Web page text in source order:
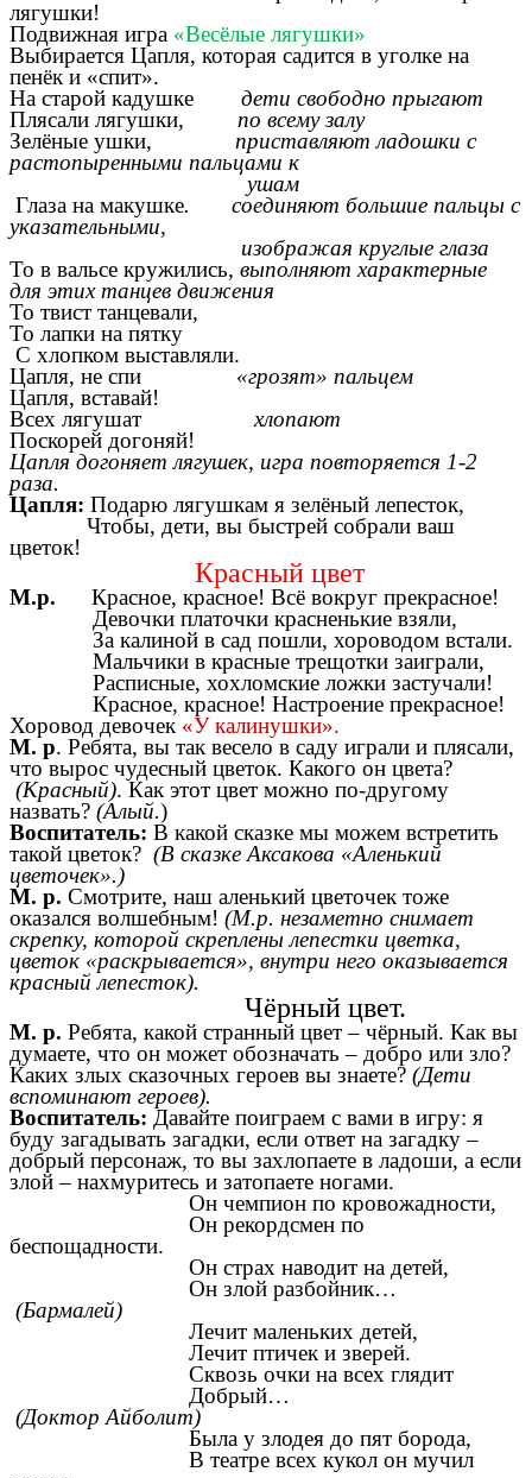
лягушки!
Подвижная игра «Весёлые лягушки»
Выбирается Цапля, которая садится в уголке на
пенёк и «спит».
На старой кадушке дети свободно прыгают
Плясали лягушки, по всему залу
Зелёные ушки, приставляют ладошки с
растопыренными пальцами к
ушам
Глаза на макушке. соединяют большие пальцы с
указательными,
изображая круглые глаза
То в вальсе кружились, выполняют характерные
для этих танцев движения
То твист танцевали,
То лапки на пятку
С хлопком выставляли.
Цапля, не спи «грозят» пальцем
Цапля, вставай!
Всех лягушат хлопают
Поскорей догоняй!
Цапля догоняет лягушек, игра повторяется 1-2
раза.
Цапля: Подарю лягушкам я зелёный лепесток,
Чтобы, дети, вы быстрей собрали ваш
цветок!
Красный цвет
М.р. Красное, красное! Всё вокруг прекрасное!
Девочки платочки красненькие взяли,
За калиной в сад пошли, хороводом встали.
Мальчики в красные трещотки заиграли,
Расписные, хохломские ложки застучали!
Красное, красное! Настроение прекрасное!
Хоровод девочек «У калинушки».
М. р. Ребята, вы так весело в саду играли и плясали,
что вырос чудесный цветок. Какого он цвета?
(Красный). Как этот цвет можно по-другому
назвать? (Алый.)
Воспитатель: В какой сказке мы можем встретить
такой цветок? (В сказке Аксакова «Аленький
цветочек».)
М. р. Смотрите, наш аленький цветочек тоже
оказался волшебным! (М.р. незаметно снимает
скрепку, которой скреплены лепестки цветка,
цветок «раскрывается», внутри него оказывается
красный лепесток).
Чёрный цвет.
М. р. Ребята, какой странный цвет – чёрный. Как вы
думаете, что он может обозначать – добро или зло?
Каких злых сказочных героев вы знаете? (Дети
вспоминают героев).
Воспитатель: Давайте поиграем с вами в игру: я
буду загадывать загадки, если ответ на загадку –
добрый персонаж, то вы захлопаете в ладоши, а если
злой – нахмуритесь и затопаете ногами.
Он чемпион по кровожадности,
Он рекордсмен по
беспощадности.
Он страх наводит на детей,
Он злой разбойник…
(Бармалей)
Лечит маленьких детей,
Лечит птичек и зверей.
Сквозь очки на всех глядит
Добрый…
(Доктор Айболит)
Была у злодея до пят борода,
В театре всех кукол он мучил